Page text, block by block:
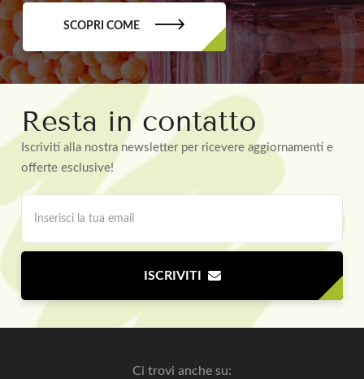
SCOPRI COME
Resta in contatto
Iscriviti alla nostra newsletter per ricevere aggiornamenti e
offerte esclusive!
ISCRIVITI
Ci trovi anche su: